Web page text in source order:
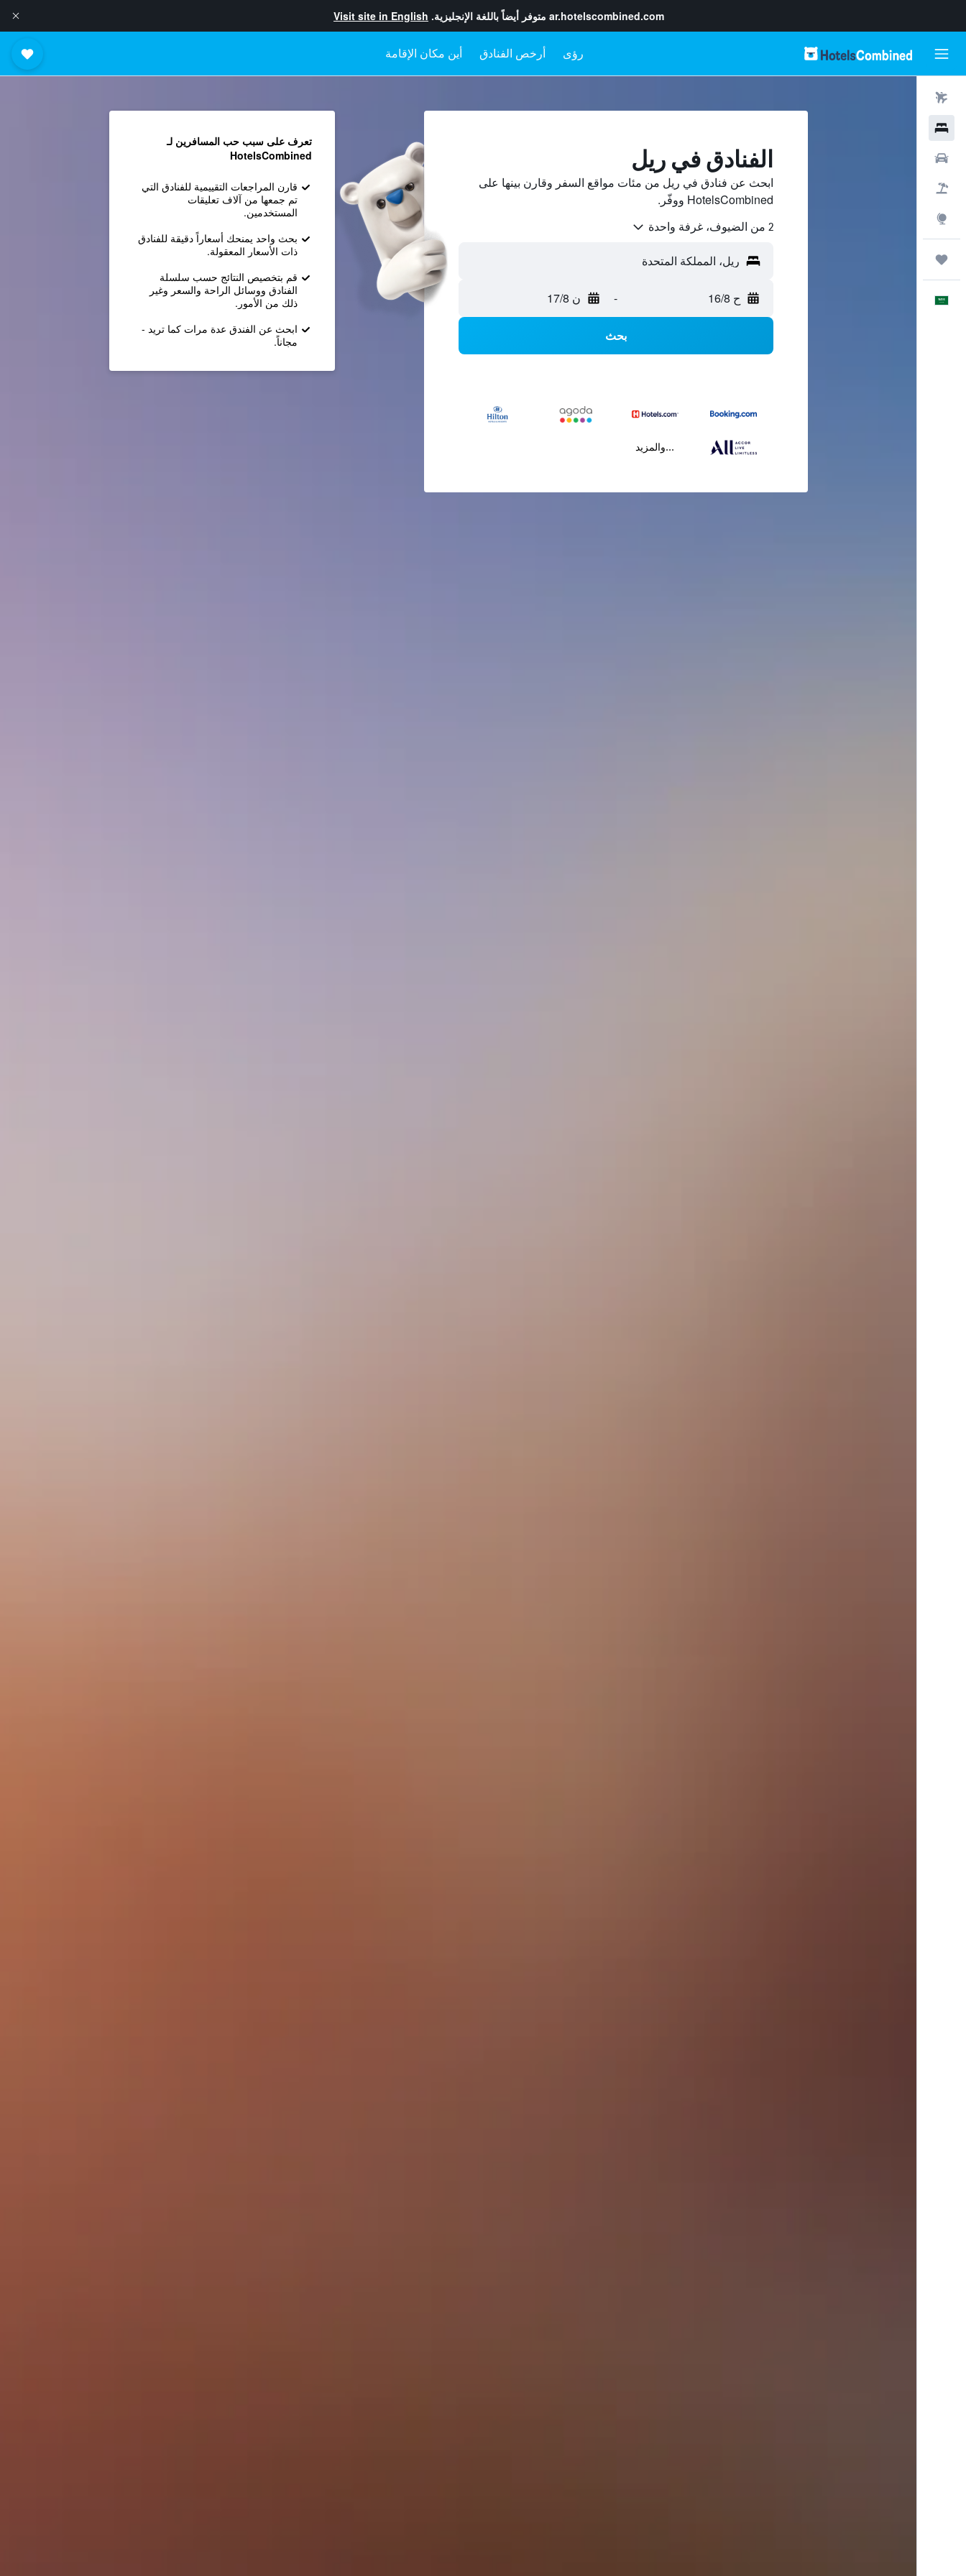
ar.hotelscombined.com متوفر أيضاً باللغة الإنجليزية. Visit site in English
رؤى أرخص الفنادق أين مكان الإقامة
الفنادق في ريل
ابحث عن فنادق في ريل من مئات مواقع السفر وقارن بينها على
HotelsCombined ووفّر.
2 من الضيوف، غرفة واحدة
ح 16/8 - ن 17/8
بحث
...والمزيد
تعرف على سبب حب المسافرين لـ
HotelsCombined
قارن المراجعات التقييمية للفنادق التي
تم جمعها من آلاف تعليقات
المستخدمين.
بحث واحد يمنحك أسعاراً دقيقة للفنادق
ذات الأسعار المعقولة.
قم بتخصيص النتائج حسب سلسلة
الفنادق ووسائل الراحة والسعر وغير
ذلك من الأمور.
ابحث عن الفندق عدة مرات كما تريد -
مجاناً.